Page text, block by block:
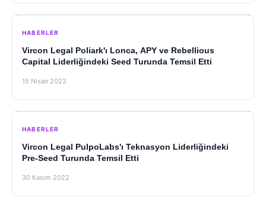
HABERLER
Vircon Legal Poliark'ı Lonca, APY ve Rebellious
Capital Liderliğindeki Seed Turunda Temsil Etti
15 Nisan 2023
HABERLER
Vircon Legal PulpoLabs'ı Teknasyon Liderliğindeki
Pre-Seed Turunda Temsil Etti
30 Kasım 2022